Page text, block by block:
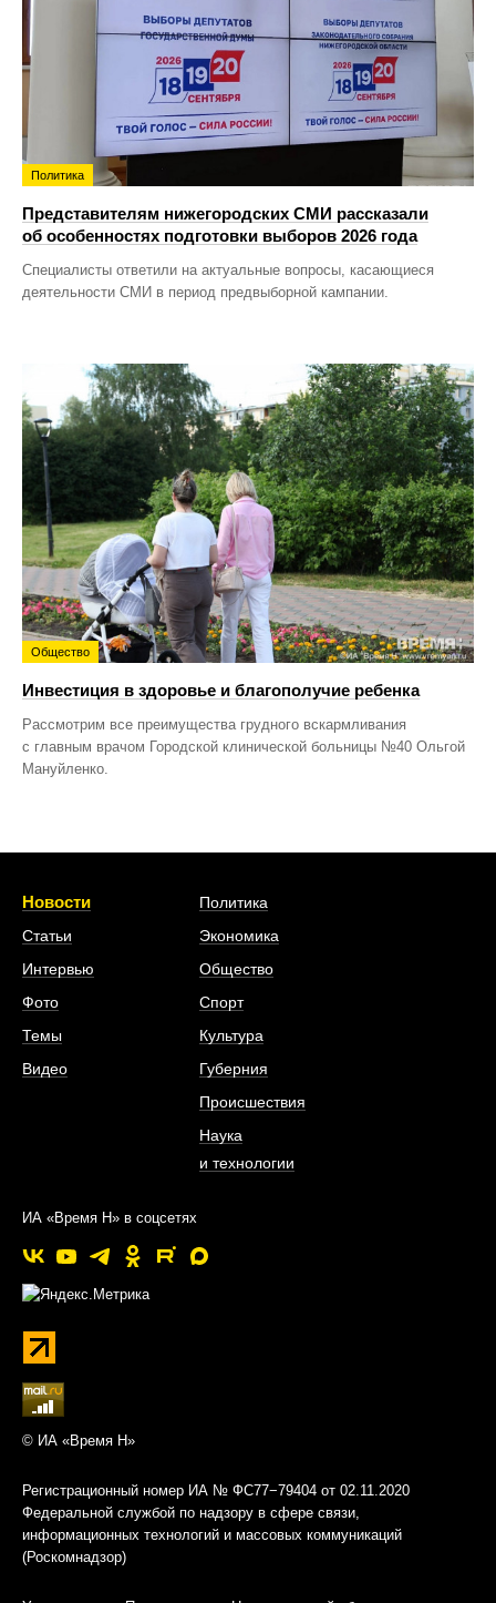
Политика
Представителям нижегородских СМИ рассказали
об особенностях подготовки выборов 2026 года
Специалисты ответили на актуальные вопросы, касающиеся
деятельности СМИ в период предвыборной кампании.
Общество
Инвестиция в здоровье и благополучие ребенка
Рассмотрим все преимущества грудного вскармливания
с главным врачом Городской клинической больницы №40 Ольгой
Мануйленко.
Новости
Статьи
Интервью
Фото
Темы
Видео
Политика
Экономика
Общество
Спорт
Культура
Губерния
Происшествия
Наука
и технологии
ИА «Время Н» в соцсетях
© ИА «Время Н»
Регистрационный номер ИА № ФС77−79404 от 02.11.2020
Федеральной службой по надзору в сфере связи,
информационных технологий и массовых коммуникаций
(Роскомнадзор)